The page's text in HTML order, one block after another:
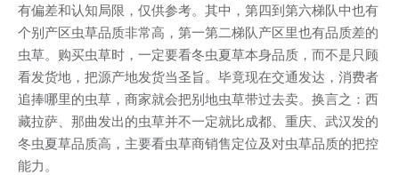
有偏差和认知局限，仅供参考。其中，第四到第六梯队中也有
个别产区虫草品质非常高，第一第二梯队产区里也有品质差的
虫草。购买虫草时，一定要看冬虫夏草本身品质，而不是只顾
看发货地，把源产地发货当圣旨。毕竟现在交通发达，消费者
追捧哪里的虫草，商家就会把别地虫草带过去卖。换言之：西
藏拉萨、那曲发出的虫草并不一定就比成都、重庆、武汉发的
冬虫夏草品质高，主要看虫草商销售定位及对虫草品质的把控
能力。